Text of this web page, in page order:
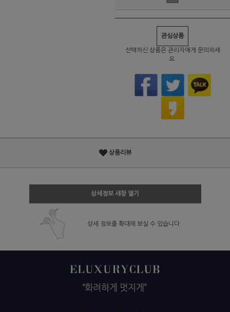
관심상품
선택하신 상품은 관리자에게 문의하세
요.
상품리뷰
상세정보 새창 열기
상세 정보를 확대해 보실 수 있습니다.